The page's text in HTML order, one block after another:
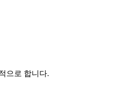
으로 합니다.